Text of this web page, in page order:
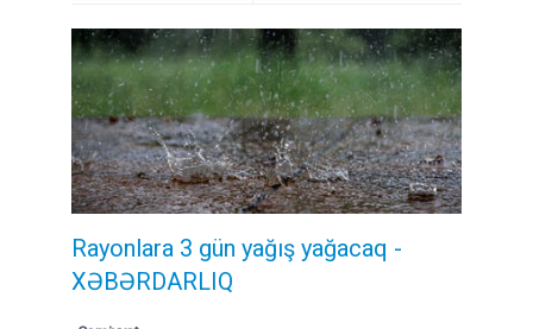
Rayonlara 3 gün yağış yağacaq -
XƏBƏRDARLIQ